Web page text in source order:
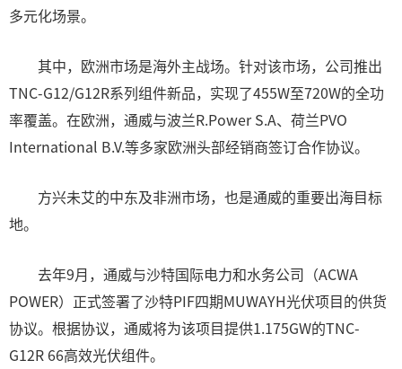
多元化场景。
其中，欧洲市场是海外主战场。针对该市场，公司推出
TNC-G12/G12R系列组件新品，实现了455W至720W的全功
率覆盖。在欧洲，通威与波兰R.Power S.A、荷兰PVO
International B.V.等多家欧洲头部经销商签订合作协议。
方兴未艾的中东及非洲市场，也是通威的重要出海目标
地。
去年9月，通威与沙特国际电力和水务公司（ACWA
POWER）正式签署了沙特PIF四期MUWAYH光伏项目的供货
协议。根据协议，通威将为该项目提供1.175GW的TNC-
G12R 66高效光伏组件。